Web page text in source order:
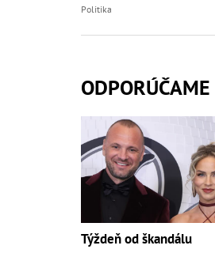
Politika
ODPORÚČAME
Týždeň od škandálu